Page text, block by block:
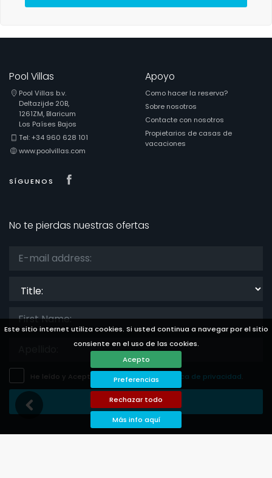
Este sitio internet utiliza cookies. Si usted continua a navegar por el sitio
consiente en el uso de las cookies.
Acepto
Preferencias
Rechazar todo
Más info aquí
Pool Villas
Pool Villas b.v.
Deltazijde 20B,
1261ZM, Blaricum
Los Países Bajos
Tel: +34 960 628 101
www.poolvillas.com
SÍGUENOS
Apoyo
Como hacer la reserva?
Sobre nosotros
Contacte con nosotros
Propietarios de casas de
vacaciones
No te pierdas nuestras ofertas
He leído y Acepto el aviso legalyla politica de privacidad
Guardar Suscripción